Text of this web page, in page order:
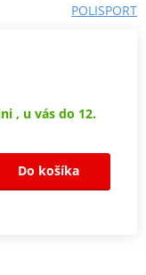
POLISPORT
, u vás do 12.
Do košíka